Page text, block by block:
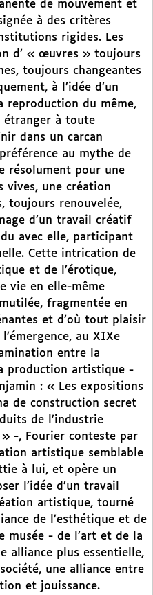
de mouvement et
à des critères
rigides. Les
d’ « œuvres » toujours
toujours changeantes
à l’idée d’un
reproduction du même,
étranger à toute
dans un carcan
au mythe de
résolument pour une
vives, une création
toujours renouvelée,
d’un travail créatif
avec elle, participant
Cette intrication de
et de l’érotique,
vie en elle-même
fragmentée en
et d’où tout plaisir
au XIXe
entre la
production artistique -
: « Les expositions
de construction secret
de l’industrie
» -, Fourier conteste par
artistique semblable
à lui, et opère un
l’idée d’un travail
artistique, tourné
de l’esthétique et de
musée - de l’art et de la
alliance plus essentielle,
une alliance entre
et jouissance.